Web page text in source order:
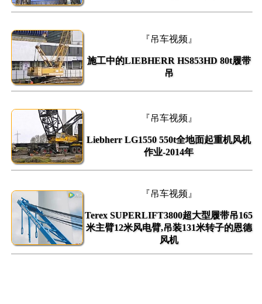
『吊车视频』
施工中的LIEBHERR HS853HD 80t履带
吊
『吊车视频』
Liebherr LG1550 550t全地面起重机风机
作业-2014年
『吊车视频』
Terex SUPERLIFT3800超大型履带吊165
米主臂12米风电臂,吊装131米转子的恩德
风机